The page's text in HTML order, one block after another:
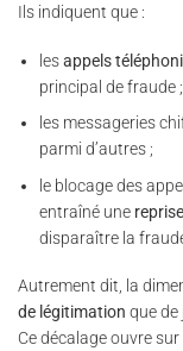
Ils indiquent que :
lesappels
principal de fraude ;
les messageries
parmi d’autres ;
le blocage des
entraîné une
disparaître la
Autrement dit, la
de légitimation que
Ce décalage ouvre